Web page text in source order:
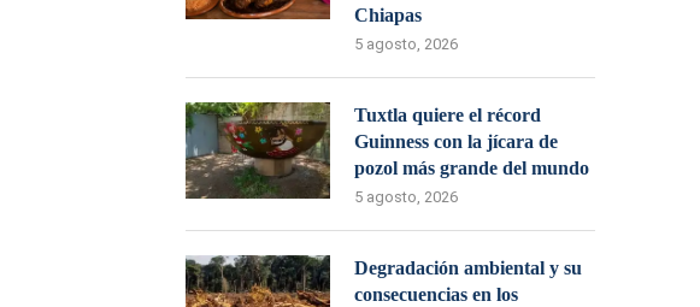
Chiapas
5 agosto, 2026
Tuxtla quiere el récord
Guinness con la jícara de
pozol más grande del mundo
5 agosto, 2026
Degradación ambiental y su
consecuencias en los